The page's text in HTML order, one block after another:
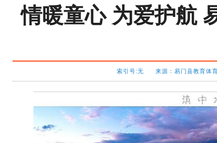
情暖童心 为爱护航
索引号:无 来源：易门县教育